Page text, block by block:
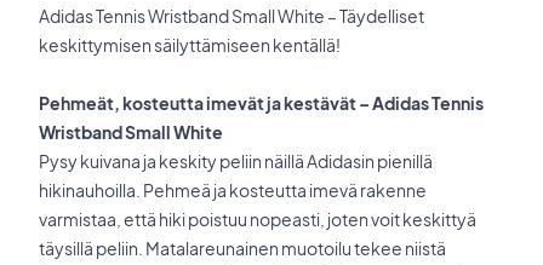
Adidas Tennis Wristband Small White – Täydelliset
keskittymisen säilyttämiseen kentällä!
Pehmeät, kosteutta imevät ja kestävät – Adidas Tennis
Wristband Small White
Pysy kuivana ja keskity peliin näillä Adidasin pienillä
hikinauhoilla. Pehmeä ja kosteutta imevä rakenne
varmistaa, että hiki poistuu nopeasti, joten voit keskittyä
täysillä peliin. Matalareunainen muotoilu tekee niistä